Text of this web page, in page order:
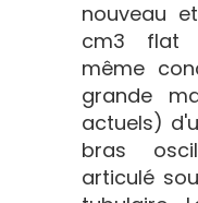
nouveau
cm3 flat
même
grande
actuels)
bras
articulé